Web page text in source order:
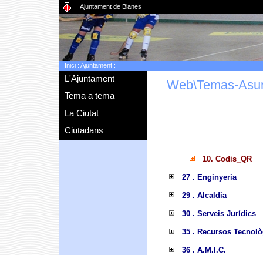
Ajuntament de Blanes
Inici: Ajuntament:
L'Ajuntament
Tema a tema
La Ciutat
Ciutadans
Web\Temas-
10. Codis_QR
27 . Enginyeria
29 . Alcaldia
30 . Serveis Jurídics
35 . Recursos
36 . A.M.I.C.